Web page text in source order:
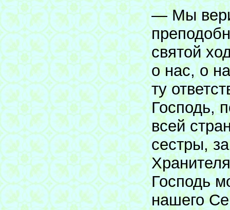
— Мы
святой
о нас, о
ту
Господь,
всей
сестры,
Господь
нашего